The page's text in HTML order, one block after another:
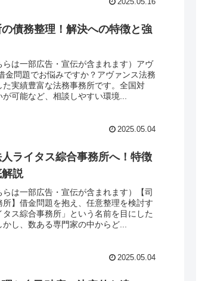
2025.05.16
債務整理！解決への特徴と強
は一部広告・宣伝が含まれます）アヴ
金問題でお悩みですか？アヴァンス法務
実績豊富な法務事務所です。全国対
可能など、相談しやすい環境...
2025.05.04
ライタス綜合事務所へ！特徴
説
は一部広告・宣伝が含まれます）【司
】借金問題を抱え、任意整理を検討す
ス綜合事務所」という名前を目にした
し、数ある専門家の中からど...
2025.05.04